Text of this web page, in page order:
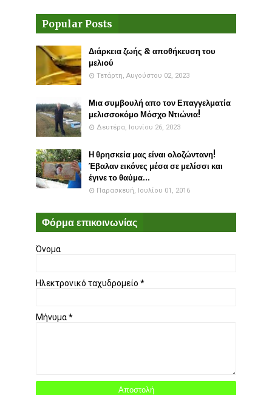
Popular Posts
Διάρκεια ζωής & αποθήκευση του
μελιού
Τετάρτη, Αυγούστου 02, 2023
Μια συμβουλή απο τον Επαγγελματία
μελισσοκόμο Μόσχο Ντιώνια!
Δευτέρα, Ιουνίου 26, 2023
Η θρησκεία μας είναι ολοζώντανη!
Έβαλαν εικόνες μέσα σε μελίσσι και
έγινε το θαύμα...
Παρασκευή, Ιουλίου 01, 2016
Φόρμα επικοινωνίας
Όνομα
Ηλεκτρονικό ταχυδρομείο *
Μήνυμα*